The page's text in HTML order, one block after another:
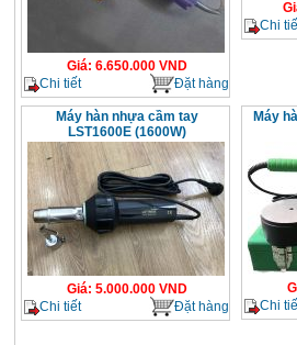
Giá: 6.650.000VND
Chi tiết
Đặt hàng
Chi
Máy hàn nhựa cầm tay
LST1600E (1600W)
Giá: 5.000.000VND
Chi tiết
Đặt hàng
Máy
Chi